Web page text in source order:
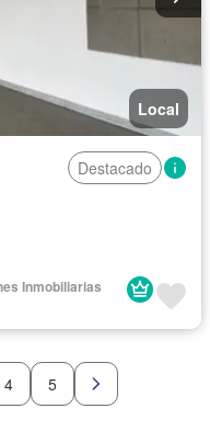
Local
Destacado
Inmobiliarias
4 5